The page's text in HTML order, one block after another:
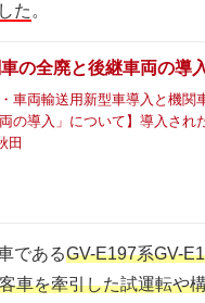
た 。
の全廃と後継車両の導
車両輸送用新型車導入と機
の導入」について】導入され
田
であるGV-E197系GV-
車を牽引した試運転や